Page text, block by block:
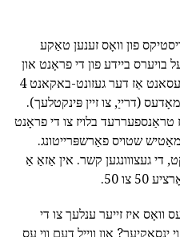
פון וואָס זענען טאַקע
בויערס ביידע פון די פראָנט און
מיט פיר-ראָד פאָר. עס איז אינטערעסאנט אַז דער געזונט-באקאנט 4
(דרייַ, צו זיין פּינקטלעך).
בלויז צו די פראָנט
שטויס פאַרשפּרייטונג.
די געצווונגען קשר. אין אַזאַ אַ
צו 50.
איז זייער ענלעך צו די
ינסאַקיער? און ווייַל דעם ווי עס